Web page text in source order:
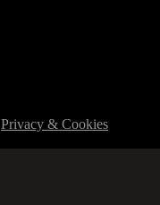
Privacy & Cookies